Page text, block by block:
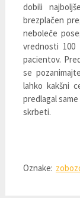
dobili
brezplačen
neboleče
vrednosti
pacientov.
se
lahko kakšni
predlagal
skrbeti.
Oznake: